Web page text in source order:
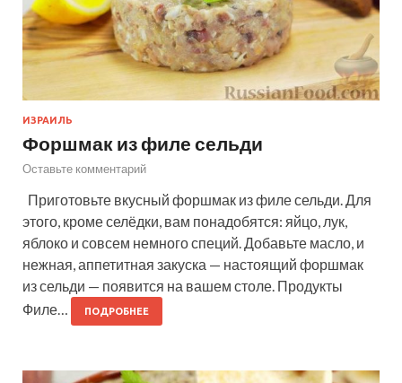
ИЗРАИЛЬ
Форшмак из филе сельди
Оставьте комментарий
Приготовьте вкусный форшмак из филе сельди. Для
этого, кроме селёдки, вам понадобятся: яйцо, лук,
яблоко и совсем немного специй. Добавьте масло, и
нежная, аппетитная закуска — настоящий форшмак
из сельди — появится на вашем столе. Продукты
Филе…
ПОДРОБНЕЕ